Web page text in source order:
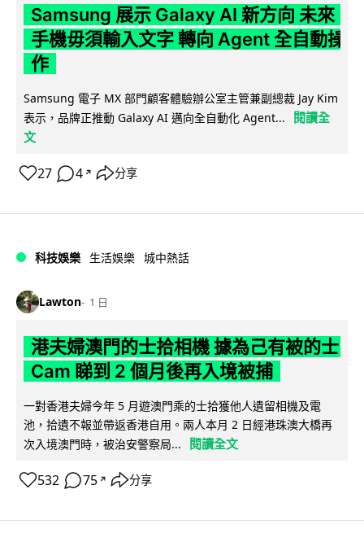
Samsung 展示 Galaxy AI 新方向 未來
手機毋須輸入文字 轉向 Agent 全自動操
作
Samsung 電子 MX 部門顧客體驗辦公室主管兼副總裁 Jay Kim
表示，品牌正推動 Galaxy AI 邁向全自動化 Agent...
閱讀全
文
27 4 ↗ 分享
科技娛樂 生活娛樂 城中熱話
Lawton 1 日
港夫婦澳門的士拾相機 據為己有被的士
Cam 睇到 2 個月後再入境被捕
一對香港夫婦今年 5 月遊澳門乘的士拾獲他人遺留相機及電
池，拾遺不報並帶返香港自用。兩人本月 2 日經港珠澳大橋再
次入境澳門時，被治安警察局...
閱讀全文
532 75 ↗ 分享